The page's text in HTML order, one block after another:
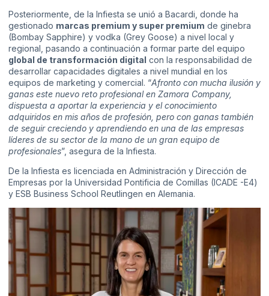
Posteriormente, de la Infiesta se unió a Bacardi, donde ha
gestionado marcas premium y super premium de ginebra
(Bombay Sapphire) y vodka (Grey Goose) a nivel local y
regional, pasando a continuación a formar parte del equipo
global de transformación digital con la responsabilidad de
desarrollar capacidades digitales a nivel mundial en los
equipos de marketing y comercial. “Afronto con mucha ilusión y
ganas este nuevo reto profesional en Zamora Company,
dispuesta a aportar la experiencia y el conocimiento
adquiridos en mis años de profesión, pero con ganas también
de seguir creciendo y aprendiendo en una de las empresas
líderes de su sector de la mano de un gran equipo de
profesionales”, asegura de la Infiesta.
De la Infiesta es licenciada en Administración y Dirección de
Empresas por la Universidad Pontificia de Comillas (ICADE -E4)
y ESB Business School Reutlingen en Alemania.